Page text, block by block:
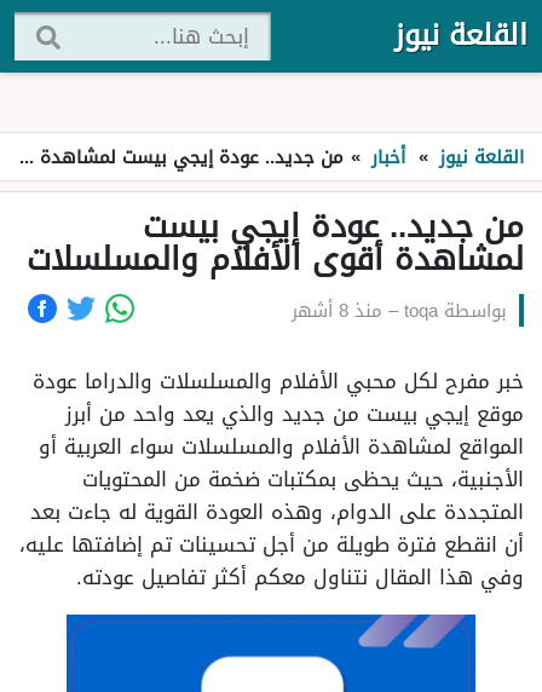
القلعة نيوز
القلعة نيوز » أخبار » من جديد.. عودة إيجي بيست لمشاهدة أقوى الأفلام والمسلسلات
من جديد.. عودة إيجي بيست
لمشاهدة أقوى الأفلام والمسلسلات
بواسطةtoqa
– منذ 8 أشهر
خبر مفرح لكل محبي الأفلام والمسلسلات والدراما عودة
موقع إيجي بيست من جديد والذي يعد واحد من أبرز
المواقع لمشاهدة الأفلام والمسلسلات سواء العربية أو
الأجنبية، حيث يحظى بمكتبات ضخمة من المحتويات
المتجددة على الدوام، وهذه العودة القوية له جاءت بعد
أن انقطع فترة طويلة من أجل تحسينات تم إضافتها عليه،
وفي هذا المقال نتناول معكم أكثر تفاصيل عودته.